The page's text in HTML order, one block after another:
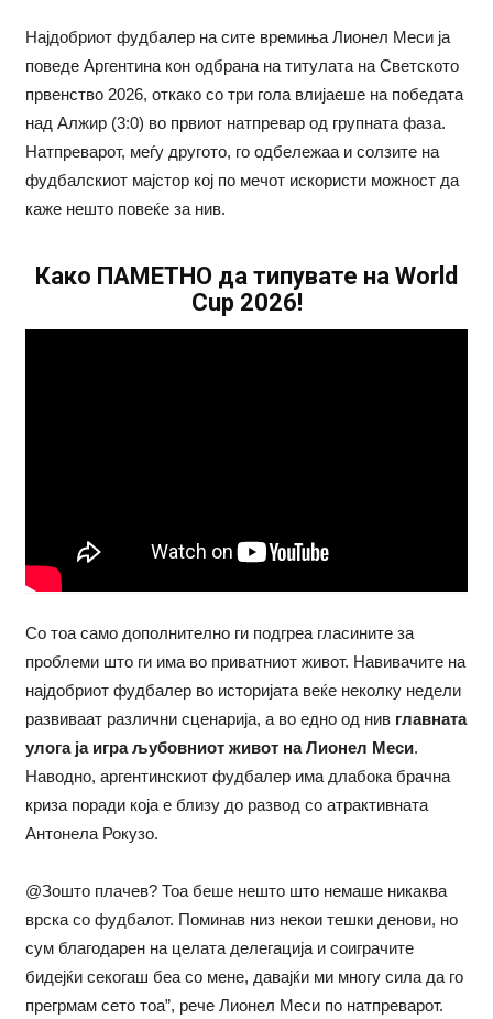
Најдобриот фудбалер на сите времиња Лионел Меси ја
поведе Аргентина кон одбрана на титулата на Светското
првенство 2026, откако со три гола влијаеше на победата
над Алжир (3:0) во првиот натпревар од групната фаза.
Натпреварот, меѓу другото, го одбележаа и солзите на
фудбалскиот мајстор кој по мечот искористи можност да
каже нешто повеќе за нив.
Како ПАМЕТНО да типувате на World
Cup 2026!
Со тоа само дополнително ги подгреа гласините за
проблеми што ги има во приватниот живот. Навивачите на
најдобриот фудбалер во историјата веќе неколку недели
развиваат различни сценарија, а во едно од нив главната
улога ја игра љубовниот живот на Лионел Меси.
Наводно, аргентинскиот фудбалер има длабока брачна
криза поради која е близу до развод со атрактивната
Антонела Рокузо.
@Зошто плачев? Тоа беше нешто што немаше никаква
врска со фудбалот. Поминав низ некои тешки денови, но
сум благодарен на целата делегација и соиграчите
бидејќи секогаш беа со мене, давајќи ми многу сила да го
прегрмам сето тоа”, рече Лионел Меси по натпреварот.